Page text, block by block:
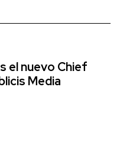
el nuevo Chief
Media